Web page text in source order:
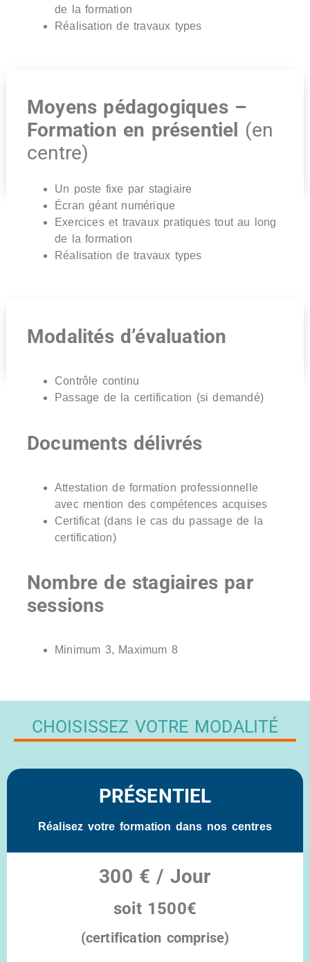
de la formation
Réalisation de travaux types
Moyens pédagogiques –
Formation en présentiel (en
centre)
Un poste fixe par stagiaire
Écran géant numérique
Exercices et travaux pratiques tout au long
de la formation
Réalisation de travaux types
Modalités d’évaluation
Contrôle continu
Passage de la certification (si demandé)
Documents délivrés
Attestation de formation professionnelle
avec mention des compétences acquises
Certificat (dans le cas du passage de la
certification)
Nombre de stagiaires par
sessions
Minimum 3, Maximum 8
CHOISISSEZ VOTRE MODALITÉ
PRÉSENTIEL
Réalisez votre formation dans nos centres
300 € / Jour
soit 1500€
(certification comprise)